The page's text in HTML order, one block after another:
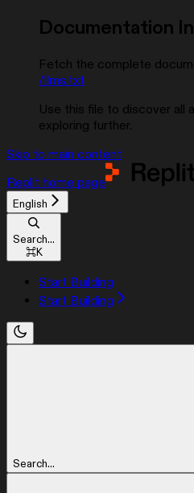
Documentation
Fetch the complete
/llms.txt
Use this file to discover all
exploring further.
Skip to main content
Replit home page
English
Search...
⌘K
Start Building
Start Building
Search...